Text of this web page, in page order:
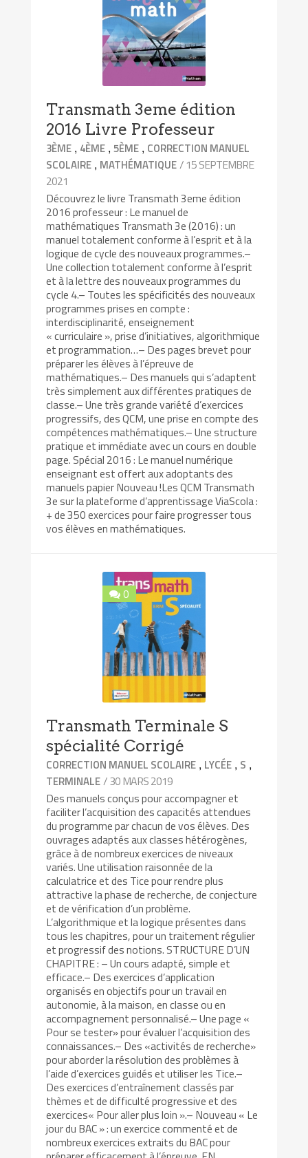
Transmath 3eme édition
2016 Livre Professeur
3ÈME , 4ÈME ,5ÈME , CORRECTION MANUEL
SCOLAIRE , MATHÉMATIQUE/ 15 SEPTEMBRE
2021
Découvrez le livre Transmath 3eme édition
2016 professeur : Le manuel de
mathématiques Transmath 3e (2016) : un
manuel totalement conforme à l’esprit et à la
logique de cycle des nouveaux programmes.–
Une collection totalement conforme à l’esprit
et à la lettre des nouveaux programmes du
cycle 4.– Toutes les spécificités des nouveaux
programmes prises en compte :
interdisciplinarité, enseignement
« curriculaire », prise d’initiatives, algorithmique
et programmation…– Des pages brevet pour
préparer les élèves à l’épreuve de
mathématiques.– Des manuels qui s’adaptent
très simplement aux différentes pratiques de
classe.– Une très grande variété d’exercices
progressifs, des QCM, une prise en compte des
compétences mathématiques.– Une structure
pratique et immédiate avec un cours en double
page. Spécial 2016 : Le manuel numérique
enseignant est offert aux adoptants des
manuels papier Nouveau !Les QCM Transmath
3e sur la plateforme d’apprentissage ViaScola :
+ de 350 exercices pour faire progresser tous
vos élèves en mathématiques.
0
Transmath Terminale S
spécialité Corrigé
CORRECTION MANUEL SCOLAIRE , LYCÉE , S ,
TERMINALE/ 30 MARS 2019
Des manuels conçus pour accompagner et
faciliter l’acquisition des capacités attendues
du programme par chacun de vos élèves. Des
ouvrages adaptés aux classes hétérogènes,
grâce à de nombreux exercices de niveaux
variés. Une utilisation raisonnée de la
calculatrice et des Tice pour rendre plus
attractive la phase de recherche, de conjecture
et de vérification d’un problème.
L’algorithmique et la logique présentes dans
tous les chapitres, pour un traitement régulier
et progressif des notions. STRUCTURE D’UN
CHAPITRE : – Un cours adapté, simple et
efficace.– Des exercices d’application
organisés en objectifs pour un travail en
autonomie, à la maison, en classe ou en
accompagnement personnalisé.– Une page «
Pour se tester» pour évaluer l’acquisition des
connaissances.– Des «activités de recherche»
pour aborder la résolution des problèmes à
l’aide d’exercices guidés et utiliser les Tice.–
Des exercices d’entraînement classés par
thèmes et de difficulté progressive et des
exercices« Pour aller plus loin ».– Nouveau « Le
jour du BAC » : un exercice commenté et de
nombreux exercices extraits du BAC pour